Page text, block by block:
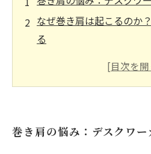
なぜ巻き肩は起こるのか
る
ストレッチの力：巻き肩
声
巻き肩の悩み：デスクワ